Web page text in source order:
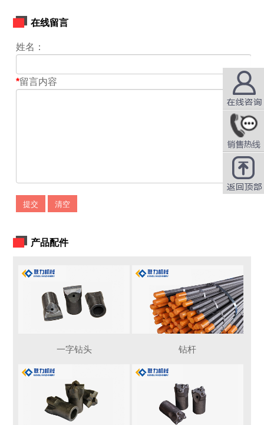
在线留言
姓名：
*留言内容
提交 清空
产品配件
一字钻头 钻杆
在线咨询
QQ咨询